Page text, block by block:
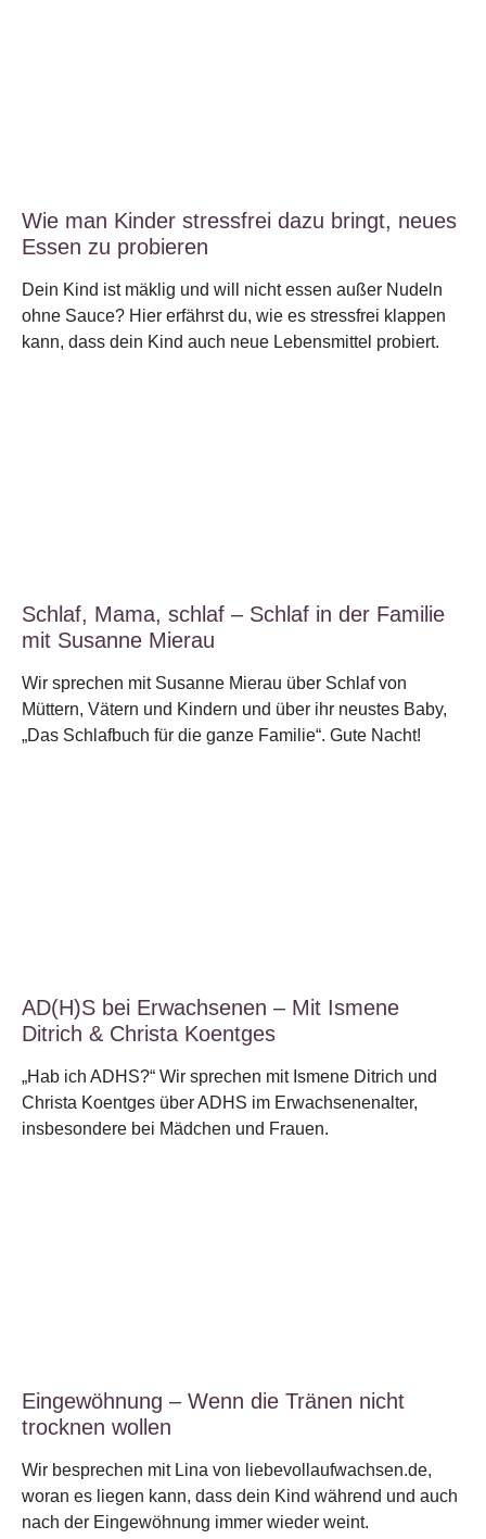
Wie man Kinder stressfrei dazu bringt, neues
Essen zu probieren
Dein Kind ist mäklig und will nicht essen außer Nudeln
ohne Sauce? Hier erfährst du, wie es stressfrei klappen
kann, dass dein Kind auch neue Lebensmittel probiert.
Schlaf, Mama, schlaf – Schlaf in der Familie
mit Susanne Mierau
Wir sprechen mit Susanne Mierau über Schlaf von
Müttern, Vätern und Kindern und über ihr neustes Baby,
„Das Schlafbuch für die ganze Familie“. Gute Nacht!
AD(H)S bei Erwachsenen – Mit Ismene
Ditrich & Christa Koentges
„Hab ich ADHS?“ Wir sprechen mit Ismene Ditrich und
Christa Koentges über ADHS im Erwachsenenalter,
insbesondere bei Mädchen und Frauen.
Eingewöhnung – Wenn die Tränen nicht
trocknen wollen
Wir besprechen mit Lina von liebevollaufwachsen.de,
woran es liegen kann, dass dein Kind während und auch
nach der Eingewöhnung immer wieder weint.